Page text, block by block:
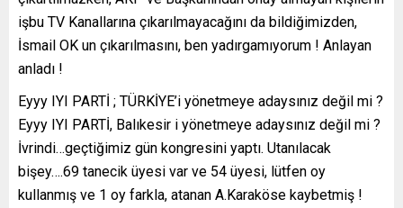
işbu TV Kanallarına çıkarılmayacağını da bildiğimizden,
İsmail OK un çıkarılmasını, ben yadırgamıyorum ! Anlayan
anladı !
Eyyy IYI PARTİ ; TÜRKİYE’i yönetmeye adaysınız değil mi ?
Eyyy IYI PARTİ, Balıkesir i yönetmeye adaysınız değil mi ?
İvrindi…geçtiğimiz gün kongresini yaptı. Utanılacak
bişey….69 tanecik üyesi var ve 54 üyesi, lütfen oy
kullanmış ve 1 oy farkla, atanan A.Karaköse kaybetmiş !